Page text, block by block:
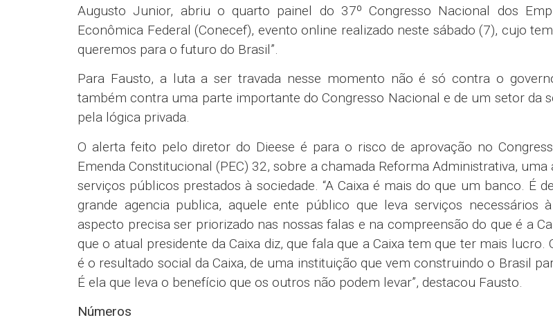
Augusto Junior, abriu o quarto painel do 37º Congresso Nacional dos
Econômica Federal (Conecef), evento online realizado neste sábado (7), cujo
queremos para o futuro do Brasil”.
Para Fausto, a luta a ser travada nesse momento não é só contra o
também contra uma parte importante do Congresso Nacional e de um setor da
pela lógica privada.
O alerta feito pelo diretor do Dieese é para o risco de aprovação no
Emenda Constitucional (PEC) 32, sobre a chamada Reforma Administrativa, uma
serviços públicos prestados à sociedade. “A Caixa é mais do que um banco. É
grande agencia publica, aquele ente público que leva serviços necessários
aspecto precisa ser priorizado nas nossas falas e na compreensão do que é a
que o atual presidente da Caixa diz, que fala que a Caixa tem que ter mais lucro.
é o resultado social da Caixa, de uma instituição que vem construindo o Brasil
É ela que leva o benefício que os outros não podem levar”, destacou Fausto.
Números